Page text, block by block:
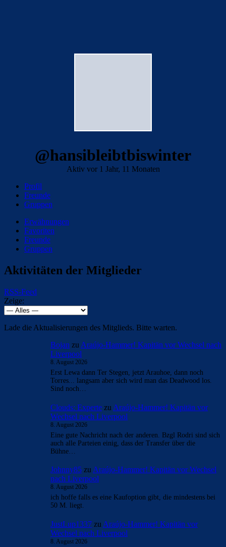
@hansibleibtbiswinter
Aktiv vor 1 Jahr, 11 Monaten
Profil
Freunde
Gruppen
Erwähnungen
Favoriten
Freunde
Gruppen
Aktivitäten der Mitglieder
RSS-Feed
Zeige:
Lade die Aktualisierungen des Mitglieds. Bitte warten.
Bojan zu Araújo-Hammer! Kapitän vor Wechsel nach
Liverpool
8. August 2026
Erst Lewa dann Ter Stegen, jetzt Arauhoe, dann noch
Torres... langsam aber sich wird man das Deadwood los.
Sind noch…
Clouds: Experte zu Araújo-Hammer! Kapitän vor
Wechsel nach Liverpool
8. August 2026
Eine gute Nachricht nach der anderen. Bzgl Rodri sind sich
auch alle Parteien einig, dass der Transfer über die
Bühne…
Johnny85 zu Araújo-Hammer! Kapitän vor Wechsel
nach Liverpool
8. August 2026
ich hoffe falls es eine Kaufoption gibt, die mindestens bei
50 M. liegt.
JustLup1337 zu Araújo-Hammer! Kapitän vor
Wechsel nach Liverpool
8. August 2026